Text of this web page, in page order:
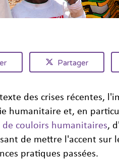
Partager
des crises récentes,
humanitaire et, en
couloirs humanitaires,
de mettre l'accent sur
pratiques passées.